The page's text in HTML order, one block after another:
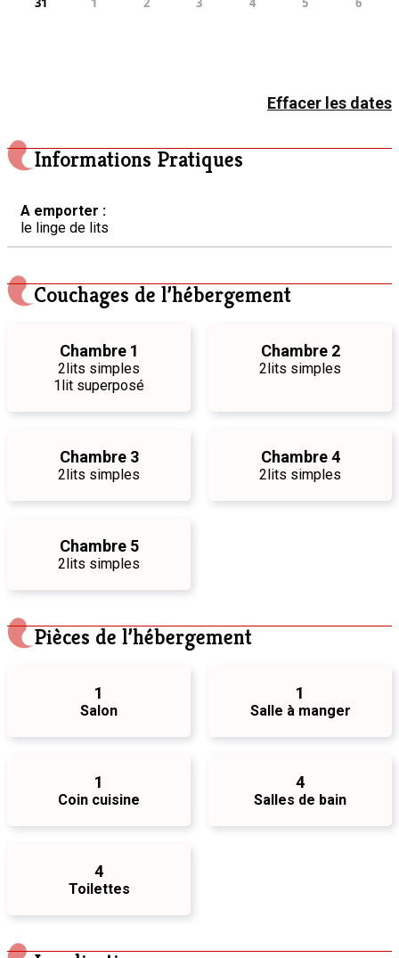
Effacer les dates
Informations Pratiques
A emporter :
le linge de lits
Couchages de l’hébergement
Chambre 1
2lits simples
1lit superposé
Chambre 2
2lits simples
Chambre 3
2lits simples
Chambre 4
2lits simples
Chambre 5
2lits simples
Pièces de l’hébergement
1
Salon
1
Salle à manger
1
Coin cuisine
4
Salles de bain
4
Toilettes